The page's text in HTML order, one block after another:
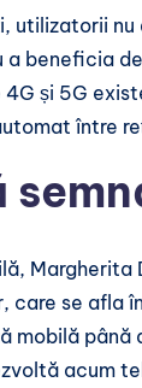
utilizatorii
a beneficia
și 5G
între
Margherita
care se afla
mobilă
acum